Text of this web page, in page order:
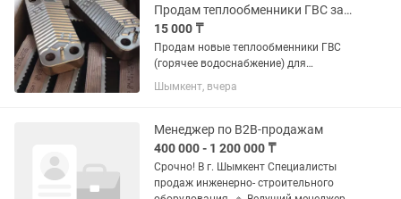
Продам теплообменники ГВС запчасти газовых котлов
15 000 ₸
Продам новые теплообменники ГВС
(горячее водоснабжение) для
настенных газовых двухконтурных
котлов. Данные теплообменники
различных производителей, брендов и
моделей. Для...
Шымкент, вчера
Менеджер по B2B-продажам
400 000 - 1 200 000 ₸
Срочно! В г. Шымкент Специалисты
продаж инженерно- строительного